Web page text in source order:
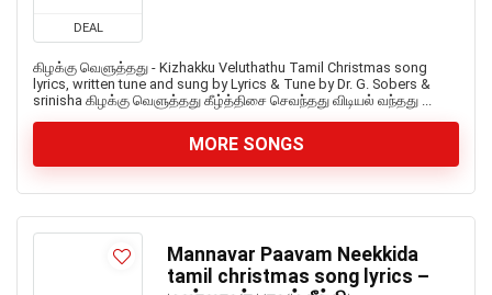
DEAL
கிழக்கு வெளுத்தது - Kizhakku Veluthathu Tamil Christmas song
lyrics, written tune and sung by Lyrics & Tune by Dr. G. Sobers &
srinisha கிழக்கு வெளுத்தது கீழ்த்திசை செவந்தது விடியல் வந்தது ...
MORE SONGS
Mannavar Paavam Neekkida
tamil christmas song lyrics –